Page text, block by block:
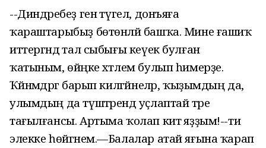
--Диндәребеҙ генә түгел, донъяға
ҡараштарыбыҙ бөтөнләй башҡа. Мине ғашиҡ
иттергәндә тал сыбығы кеүек булған
ҡатыным, өйәңке хәтлем булып һимерҙе.
Ҡәйнәмдәргә барып килгәйнеләр, ҡыҙымдың да,
улымдың да түштәрендә уҫлаптай тәре
тағылғансы. Артыма ҡолап китә яҙҙым!--ти
элекке һөйгәнем.—Балалар атай яғына ҡарап